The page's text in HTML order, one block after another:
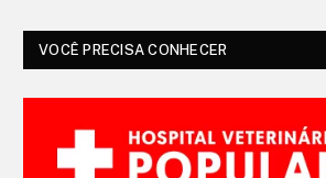
VOCÊ PRECISA CONHECER